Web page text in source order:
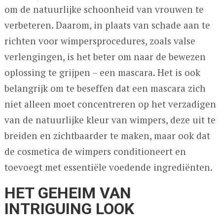
om de natuurlijke schoonheid van vrouwen te
verbeteren. Daarom, in plaats van schade aan te
richten voor wimpersprocedures, zoals valse
verlengingen, is het beter om naar de bewezen
oplossing te grijpen – een mascara. Het is ook
belangrijk om te beseffen dat een mascara zich
niet alleen moet concentreren op het verzadigen
van de natuurlijke kleur van wimpers, deze uit te
breiden en zichtbaarder te maken, maar ook dat
de cosmetica de wimpers conditioneert en
toevoegt met essentiële voedende ingrediënten.
HET GEHEIM VAN
INTRIGUING LOOK